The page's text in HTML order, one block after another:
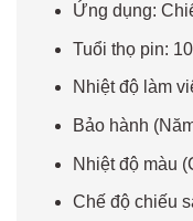
Ứng dụng:
Tuổi thọ pin:
Nhiệt độ làm
Bảo hành
Nhiệt độ màu
Chế độ chiếu